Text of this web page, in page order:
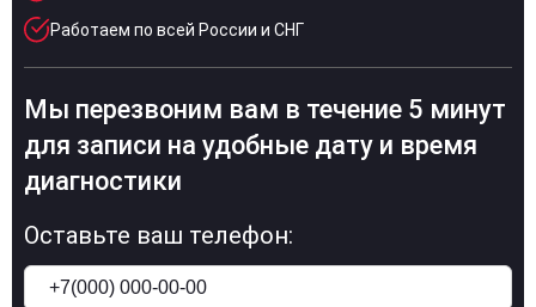
Работаем по всей России и СНГ
Мы перезвоним вам в течение 5 минут
для записи на удобные дату и время
диагностики
Оставьте ваш телефон: